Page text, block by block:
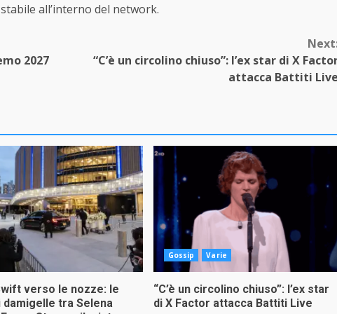
all’interno del network.
2027
“C’è un circolino chiuso”: l’ex star di X
attacca Battiti Live
verso le nozze: le
damigelle tra Selena
Gossip Varie
“C’è un circolino chiuso”: l’ex star
di X Factor attacca Battiti Live